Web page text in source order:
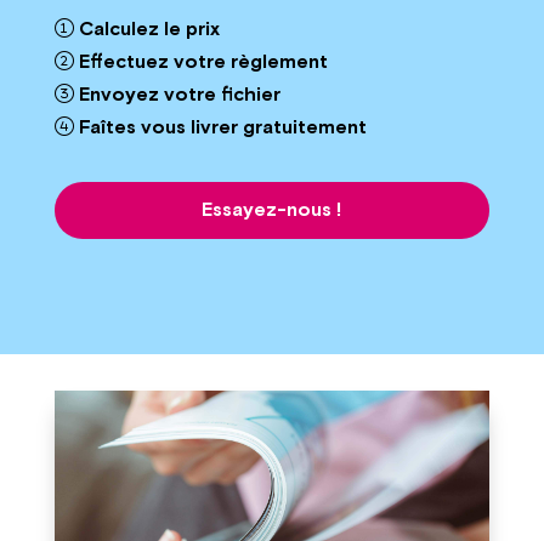
Calculez le prix
Effectuez votre règlement
Envoyez votre fichier
Faîtes vous livrer gratuitement
Essayez-nous !